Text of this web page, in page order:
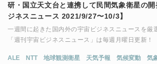
研・国立天文台と連携して民間気象衛星の
ジネスニュース 2021/9/27〜10/3】
一週間に起きた国内外の宇宙ビジネスニュースを厳
「週刊宇宙ビジネスニュース」は毎週月曜日更新！
ALE NTT 地球観測衛星 天気予報 気候変動
気